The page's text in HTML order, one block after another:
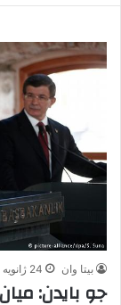
بیتا وان 24 ژانویه 2016
جو بایدن: